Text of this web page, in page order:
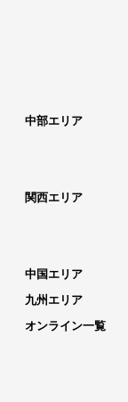
中部エリア
関西エリア
中国エリア
九州エリア
オンライン一覧